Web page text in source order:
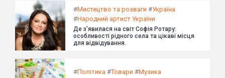
#Мистецтво та розваги #Україна
#Народний артист України
Де з'явилася на світ Софія Ротару:
особливості рідного села та цікаві місця
для відвідування.
#Політика #Товари #Музика